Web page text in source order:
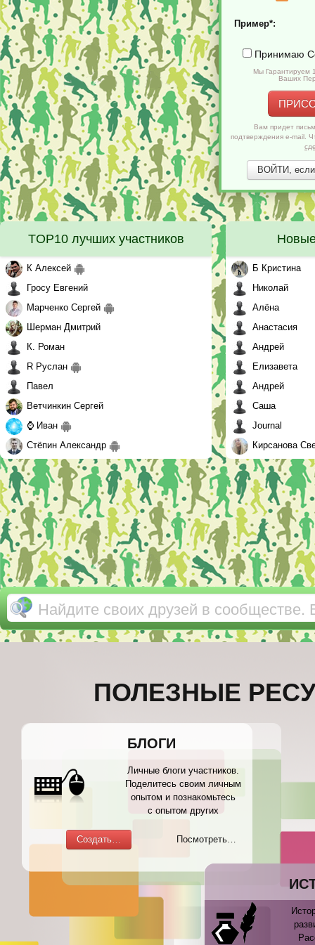
Пример*:
Принимаю
Мы Гарантируем
Ваших
Вам придет
подтверждения e-mail.
ВОЙТИ, если
TOP10 лучших участников
К Алексей
Гросу Евгений
Марченко Сергей
Шерман Дмитрий
К. Роман
R Руслан
Павел
Ветчинкин Сергей
⌚ Иван
Стёпин Александр
Б Кристина
Николай
Алёна
Анастасия
Андрей
Елизавета
Андрей
Саша
Journal
Кирсанова
ПОЛЕЗНЫЕ
БЛОГИ
Личные блоги участников.
Поделитесь своим личным
опытом и познакомьтесь
с опытом других
Создать… Посмотреть…